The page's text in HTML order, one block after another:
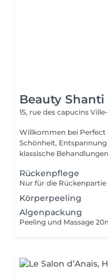
Beauty Shanti
15, rue des capucins
Willkommen bei Perfect
Schönheit, Entspannung und
klassische
Rückenpflege
Körperpeeling
Algenpackung